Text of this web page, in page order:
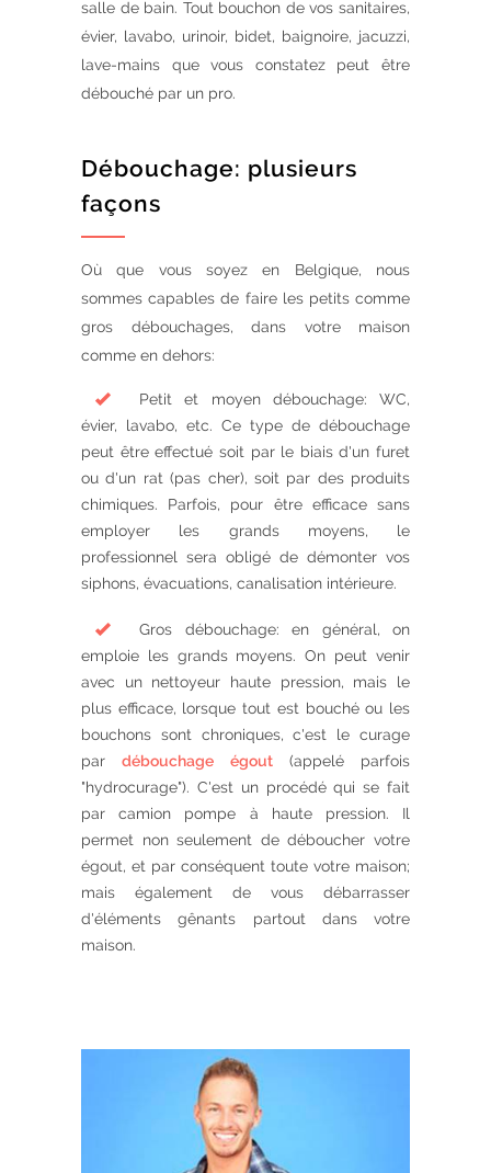
salle de bain. Tout bouchon de vos sanitaires,
évier, lavabo, urinoir, bidet, baignoire, jacuzzi,
lave-mains que vous constatez peut être
débouché par un pro.
Débouchage: plusieurs
façons
Où que vous soyez en Belgique, nous
sommes capables de faire les petits comme
gros débouchages, dans votre maison
comme en dehors:
Petit et moyen débouchage: WC,
évier, lavabo, etc. Ce type de débouchage
peut être effectué soit par le biais d'un furet
ou d'un rat (pas cher), soit par des produits
chimiques. Parfois, pour être efficace sans
employer les grands moyens, le
professionnel sera obligé de démonter vos
siphons, évacuations, canalisation intérieure.
Gros débouchage: en général, on
emploie les grands moyens. On peut venir
avec un nettoyeur haute pression, mais le
plus efficace, lorsque tout est bouché ou les
bouchons sont chroniques, c'est le curage
pardébouchage égout(appelé parfois
"hydrocurage"). C'est un procédé qui se fait
par camion pompe à haute pression. Il
permet non seulement de déboucher votre
égout, et par conséquent toute votre maison;
mais également de vous débarrasser
d'éléments gênants partout dans votre
maison.